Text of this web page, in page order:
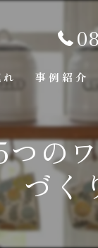
事例紹介
つ
づく